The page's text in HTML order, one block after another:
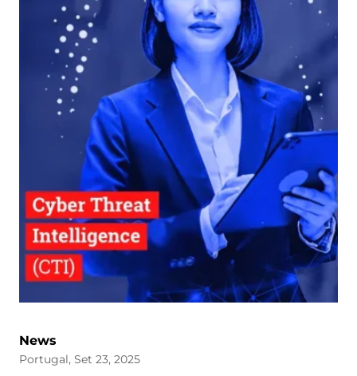
News
Portugal, Set 23, 2025